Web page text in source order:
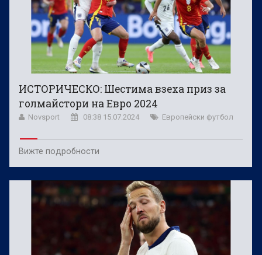
ИСТОРИЧЕСКО: Шестима взеха приз за
голмайстори на Евро 2024
Novsport 08:38 15.07.2024 Европейски футбол
Вижте подробности